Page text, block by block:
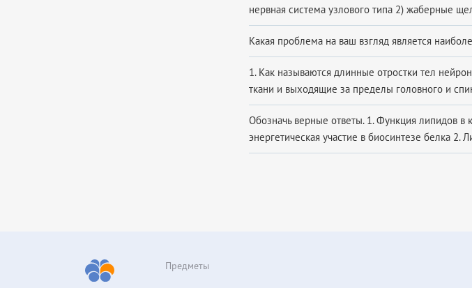
нервная система узлового типа 2) жаберные
Какая проблема на ваш взгляд является
1. Как называются длинные отростки тел
ткани и выходящие за пределы головного и
Обозначь верные ответы. 1. Функция липидов в
энергетическая участие в биосинтезе белка 2.
Предметы